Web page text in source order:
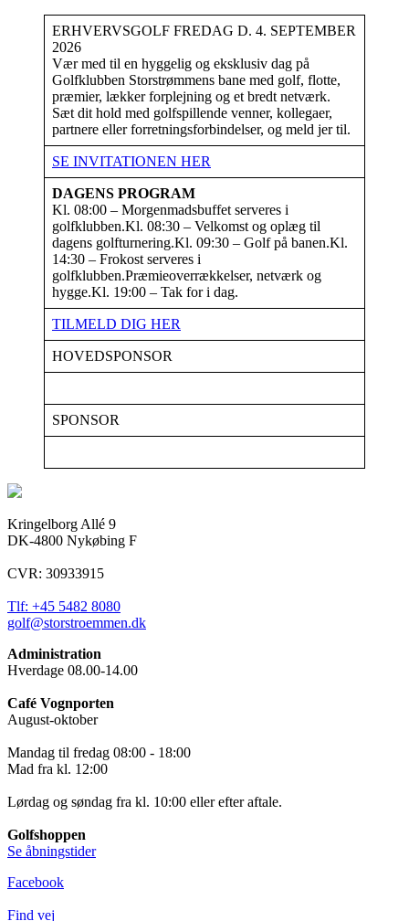
ERHVERVSGOLF FREDAG D. 4. SEPTEMBER
2026
Vær med til en hyggelig og eksklusiv dag på
Golfklubben Storstrømmens bane med golf, flotte,
præmier, lækker forplejning og et bredt netværk.
Sæt dit hold med golfspillende venner, kollegaer,
partnere eller forretningsforbindelser, og meld jer til.
SE INVITATIONEN HER
DAGENS PROGRAM
Kl. 08:00 – Morgenmadsbuffet serveres i
golfklubben.Kl. 08:30 – Velkomst og oplæg til
dagens golfturnering.Kl. 09:30 – Golf på banen.Kl.
14:30 – Frokost serveres i
golfklubben.Præmieoverrækkelser, netværk og
hygge.Kl. 19:00 – Tak for i dag.
TILMELD DIG HER
HOVEDSPONSOR
SPONSOR
Kringelborg Allé 9
DK-4800 Nykøbing F
CVR: 30933915
Tlf: +45 5482 8080
golf@storstroemmen.dk
Administration
Hverdage 08.00-14.00
Café Vognporten
August-oktober
Mandag til fredag 08:00 - 18:00
Mad fra kl. 12:00
Lørdag og søndag fra kl. 10:00 eller efter aftale.
Golfshoppen
Se åbningstider
Facebook
Find vej